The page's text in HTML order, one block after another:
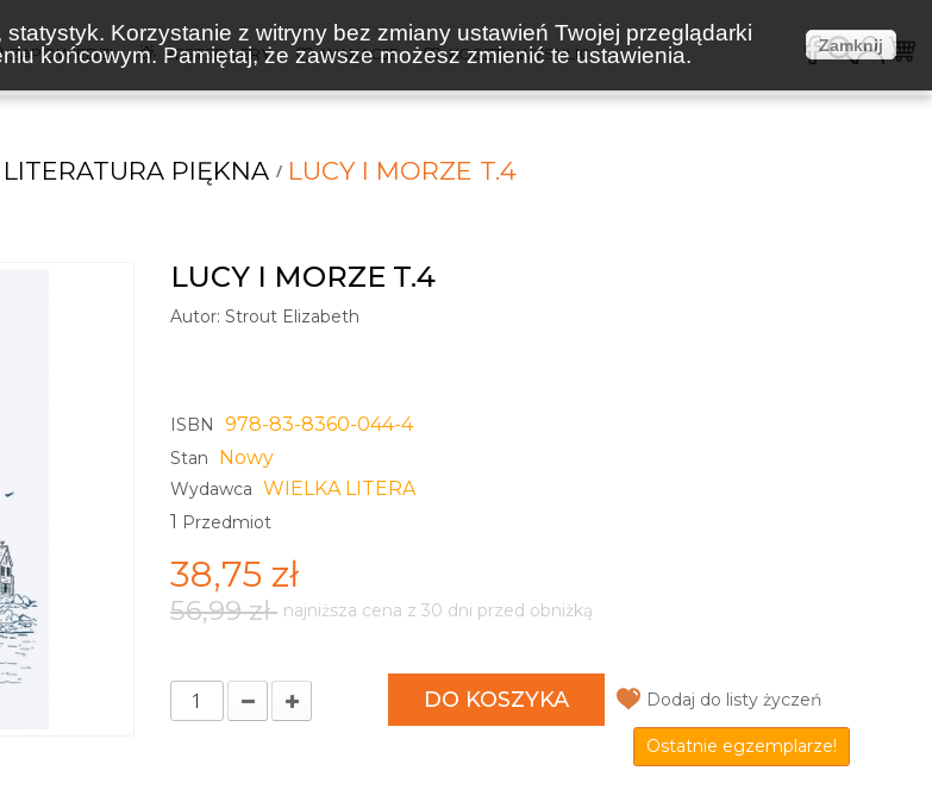
Korzystanie z witryny bez zmiany ustawień Twojej przeglądarki
końcowym. Pamiętaj, że zawsze możesz zmienić te ustawienia.
Zamknij
ZAPOWIEDZI BESTSELLERY WAKACJE KOSZTY WYSYŁKI
LITERATURA PIĘKNA LUCY I MORZE T.4
LUCY I MORZE T.4
Autor: Strout Elizabeth
ISBN 978-83-8360-044-4
Stan Nowy
Wydawca WIELKA LITERA
1 Przedmiot
38,75 zł
56,99 zł najniższa cena z 30 dni przed obniżką
DO KOSZYKA Dodaj do listy życzeń
Ostatnie egzemplarze!